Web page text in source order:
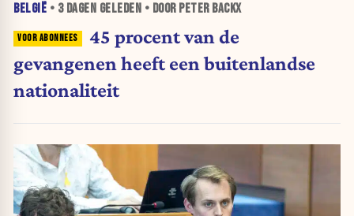
BELGIË • 3 DAGEN GELEDEN • DOOR PETER BACKX
45 procent van de
gevangenen heeft een buitenlandse
nationaliteit